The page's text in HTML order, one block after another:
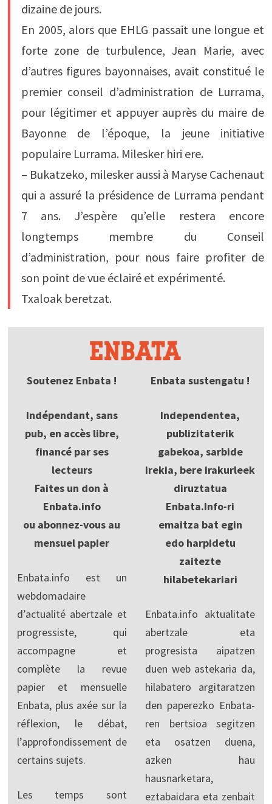
dizaine de jours.
En 2005, alors que EHLG passait une longue et
forte zone de turbulence, Jean Marie, avec
d’autres figures bayonnaises, avait constitué le
premier conseil d’administration de Lurrama,
pour légitimer et appuyer auprès du maire de
Bayonne de l’époque, la jeune initiative
populaire Lurrama. Milesker hiri ere.
– Bukatzeko, milesker aussi à Maryse Cachenaut
qui a assuré la présidence de Lurrama pendant
7 ans. J’espère qu’elle restera encore
longtemps membre du Conseil
d’administration, pour nous faire profiter de
son point de vue éclairé et expérimenté.
Txaloak beretzat.
Soutenez Enbata !
Indépendant, sans
pub, en accès libre,
financé par ses
lecteurs
Faites un don à
Enbata.info
ou abonnez-vous au
mensuel papier
Enbata.info est un
webdomadaire
d’actualité abertzale et
progressiste, qui
accompagne et
complète la revue
papier et mensuelle
Enbata, plus axée sur la
réflexion, le débat,
l’approfondissement de
certains sujets.
Les temps sont
Enbata sustengatu !
Independentea,
publizitaterik
gabekoa, sarbide
irekia, bere irakurleek
diruztatua
Enbata.Info-ri
emaitza bat egin
edo harpidetu
zaitezte
hilabetekariari
Enbata.info aktualitate
abertzale eta
progresista aipatzen
duen web astekaria da,
hilabatero argitaratzen
den paperezko Enbata-
ren bertsioa segitzen
eta osatzen duena,
azken hau
hausnarketara,
eztabaidara eta zenbait